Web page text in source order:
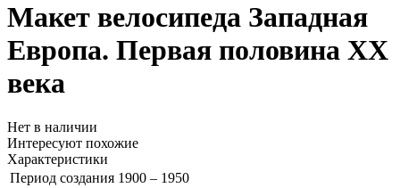
Макет велосипеда Западная
Европа. Первая половина ХХ
века
Нет в наличии
Интересуют похожие
Характеристики
Период создания 1900 – 1950